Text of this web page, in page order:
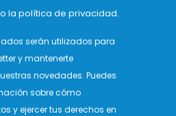
la política de privacidad.
serán utilizados para
y mantenerte
novedades. Puedes
sobre cómo
y ejercer tus derechos en